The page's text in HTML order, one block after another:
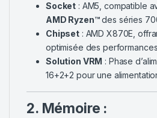
Socket : AM5, compatible
AMD Ryzen™des séries
Chipset : AMD X870E,
optimisée des
Solution VRM : Phase
16+2+2 pour une
2. Mémoire :